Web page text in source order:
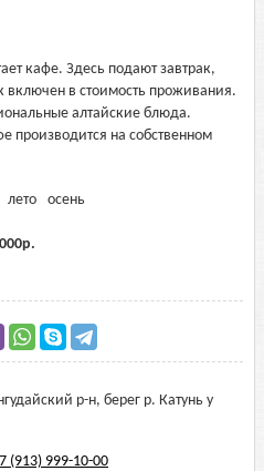
кафе. Здесь подают завтрак,
включен в стоимость проживания.
алтайские блюда.
производится на собственном
лето осень
р.
р-н, берег р. Катунь у
(913) 999-10-00